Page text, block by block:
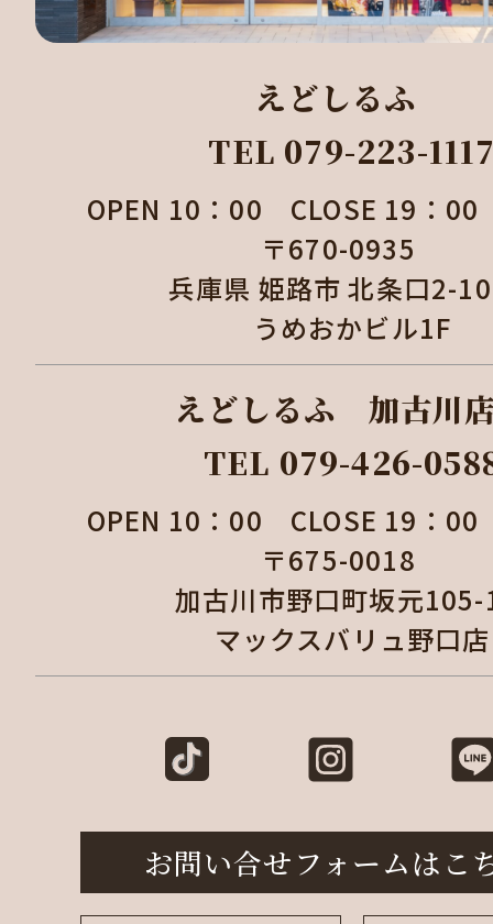
えどしるふ
TEL 079-223-
OPEN 10：00 CLOSE 19：
〒670-0935
兵庫県 姫路市 北条口
うめおかビル1F
えどしるふ 加古
TEL 079-426-
OPEN 10：00 CLOSE 19：
〒675-0018
加古川市野口町坂元
マックスバリュ野口店
お問い合せフォームはこ